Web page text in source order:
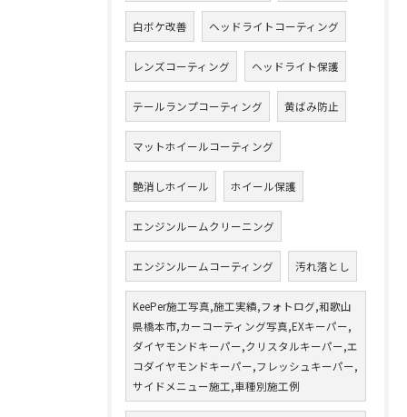
白ボケ改善 ヘッドライトコーティング
レンズコーティング ヘッドライト保護
テールランプコーティング 黄ばみ防止
マットホイールコーティング
艶消しホイール ホイール保護
エンジンルームクリーニング
エンジンルームコーティング 汚れ落とし
KeePer施工写真,施工実績,フォトログ,和歌山
県橋本市,カーコーティング写真,EXキーパー,
ダイヤモンドキーパー,クリスタルキーパー,エ
コダイヤモンドキーパー,フレッシュキーパー,
サイドメニュー施工,車種別施工例